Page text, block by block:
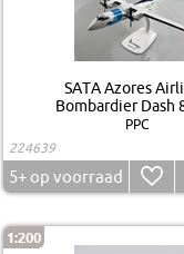
SATA Azores
Bombardier Dash
PPC
224639
5+ op voorraad
1:200